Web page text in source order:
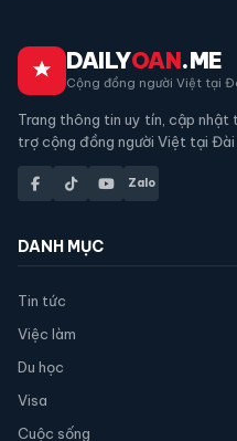
DAILYOAN.ME
Cộng đồng người Việt tại
Trang thông tin uy tín, cập nhật
trợ cộng đồng người Việt tại Đài
Zalo
DANH MỤC
Tin tức
Việc làm
Du học
Visa
Cuộc sống